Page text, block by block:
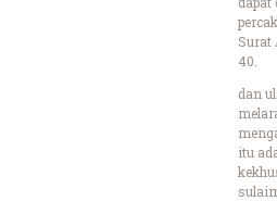
Surat
40.
dan
itu